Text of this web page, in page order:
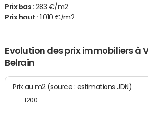
Prix bas : 283 €/m2
Prix haut :
1 010 €/m2
Evolution des prix immobiliers à
Belrain
Prix au m2 (source : estimations JDN)
1200